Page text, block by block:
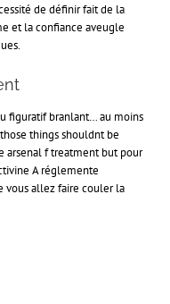
de définir fait de la
et la confiance aveugle
figuratif branlant… au moins
things shouldnt be
arsenal f treatment but pour
A réglemente
vous allez faire couler la